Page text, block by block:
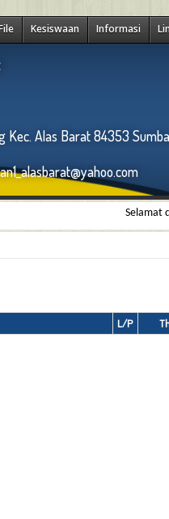
Kesiswaan Informasi
Kec. Alas Barat 84353
Selamat
L/P